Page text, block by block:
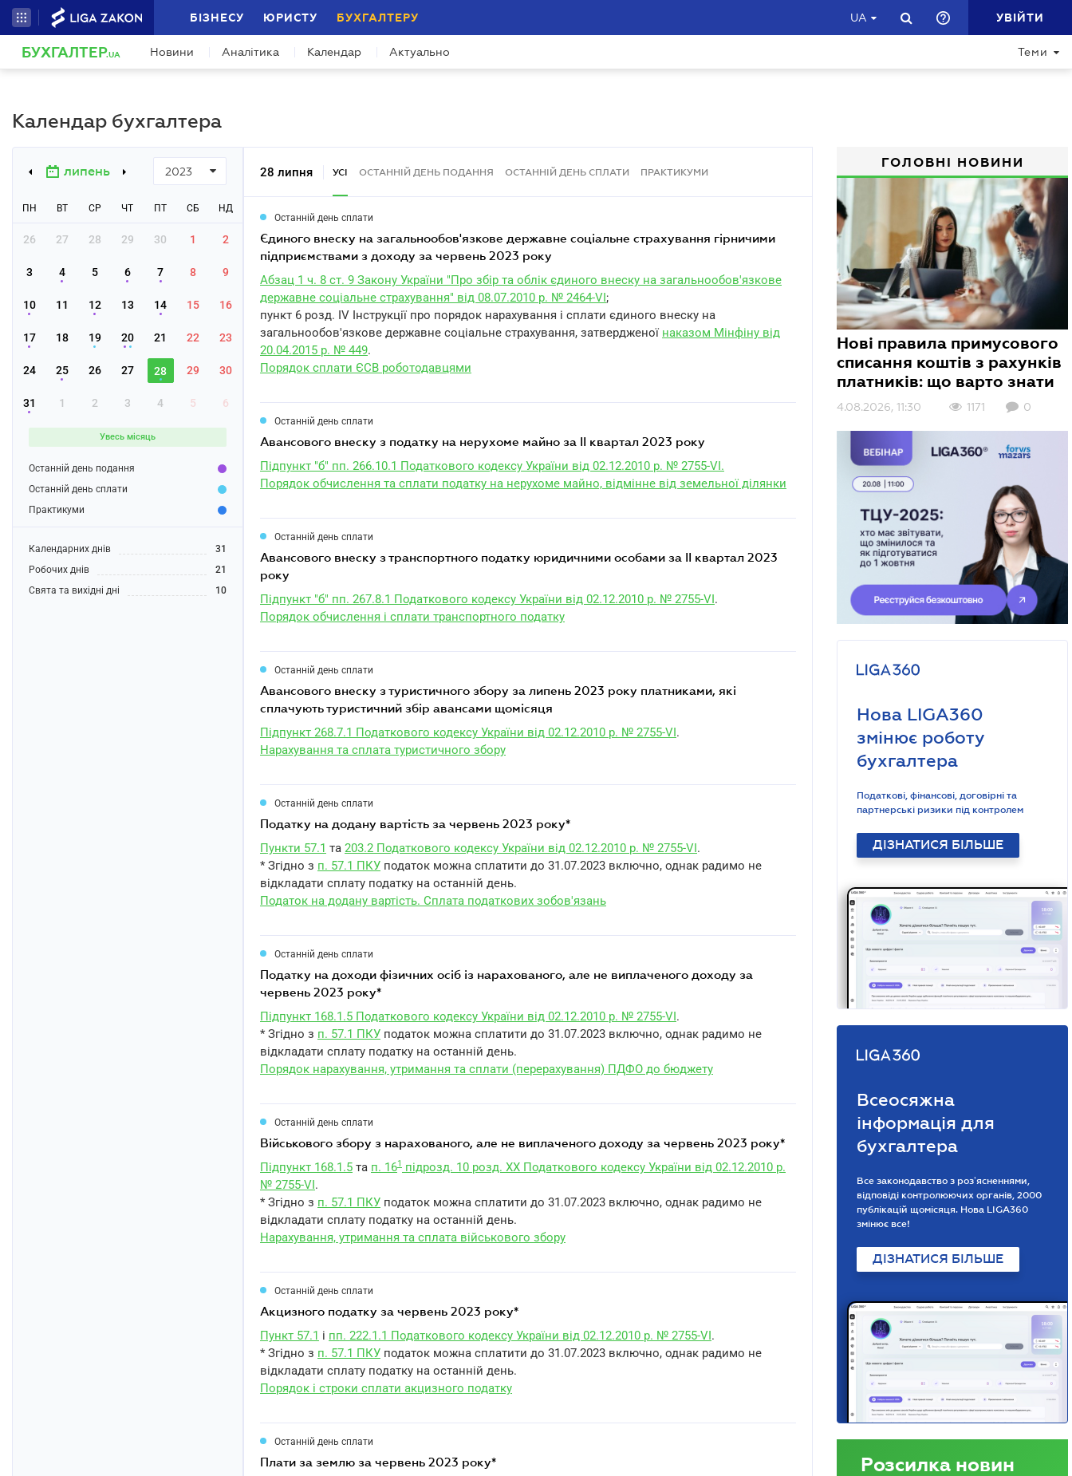
БІЗНЕСУ ЮРИСТУ БУХГАЛТЕРУ UA УВІЙТИ
БУХГАЛТЕР.UA Новини Аналітика Календар Актуально Теми
Календар бухгалтера
липень 2023
ПН ВТ СР ЧТ ПТ СБ НД
26 27 28 29 30 1 2
3 4 5 6 7 8 9
10 11 12 13 14 15 16
17 18 19 20 21 22 23
24 25 26 27 28 29 30
31 1 2 3 4 5 6
Увесь місяць
Останній день подання
Останній день сплати
Практикуми
Календарних днів
31
Робочих днів
21
Свята та вихідні дні
10
28 липня УСІ ОСТАННІЙ ДЕНЬ ПОДАННЯ ОСТАННІЙ ДЕНЬ СПЛАТИ ПРАКТИКУМИ
Останній день сплати
єдиного внеску на загальнообов'язкове державне соціальне страхування гірничими
підприємствами з доходу за червень 2023 року
Абзац 1 ч. 8 ст. 9 Закону України "Про збір та облік єдиного внеску на загальнообов'язкове
державне соціальне страхування" від 08.07.2010 р. № 2464-VI;
пункт 6 розд. IV Інструкції про порядок нарахування і сплати єдиного внеску на
загальнообов'язкове державне соціальне страхування, затвердженої наказом Мінфіну від
20.04.2015 р. № 449.
Порядок сплати ЄСВ роботодавцями
Останній день сплати
авансового внеску з податку на нерухоме майно за II квартал 2023 року
Підпункт "б" пп. 266.10.1 Податкового кодексу України від 02.12.2010 р. № 2755-VI.
Порядок обчислення та сплати податку на нерухоме майно, відмінне від земельної ділянки
Останній день сплати
авансового внеску з транспортного податку юридичними особами за II квартал 2023
року
Підпункт "б" пп. 267.8.1 Податкового кодексу України від 02.12.2010 р. № 2755-VI.
Порядок обчислення і сплати транспортного податку
Останній день сплати
авансового внеску з туристичного збору за липень 2023 року платниками, які
сплачують туристичний збір авансами щомісяця
Підпункт 268.7.1 Податкового кодексу України від 02.12.2010 р. № 2755-VI.
Нарахування та сплата туристичного збору
Останній день сплати
податку на додану вартість за червень 2023 року*
Пункти 57.1 та 203.2 Податкового кодексу України від 02.12.2010 р. № 2755-VI.
* Згідно з п. 57.1 ПКУ податок можна сплатити до 31.07.2023 включно, однак радимо не
відкладати сплату податку на останній день.
Податок на додану вартість. Сплата податкових зобов'язань
Останній день сплати
податку на доходи фізичних осіб із нарахованого, але не виплаченого доходу за
червень 2023 року*
Підпункт 168.1.5 Податкового кодексу України від 02.12.2010 р. № 2755-VI.
* Згідно з п. 57.1 ПКУ податок можна сплатити до 31.07.2023 включно, однак радимо не
відкладати сплату податку на останній день.
Порядок нарахування, утримання та сплати (перерахування) ПДФО до бюджету
Останній день сплати
військового збору з нарахованого, але не виплаченого доходу за червень 2023 року*
Підпункт 168.1.5 та п. 161
підрозд. 10 розд. XX Податкового кодексу України від 02.12.2010 р.
№ 2755-VI.
* Згідно з п. 57.1 ПКУ податок можна сплатити до 31.07.2023 включно, однак радимо не
відкладати сплату податку на останній день.
Нарахування, утримання та сплата військового збору
Останній день сплати
акцизного податку за червень 2023 року*
Пункт 57.1 і пп. 222.1.1 Податкового кодексу України від 02.12.2010 р. № 2755-VI.
* Згідно з п. 57.1 ПКУ податок можна сплатити до 31.07.2023 включно, однак радимо не
відкладати сплату податку на останній день.
Порядок і строки сплати акцизного податку
Останній день сплати
плати за землю за червень 2023 року*
ГОЛОВНІ НОВИНИ
Нові правила примусового
списання коштів з рахунків
платників: що варто знати
4.08.2026, 11:30 1171 0
Нова LIGA360
змінює роботу
бухгалтера
Податкові, фінансові, договірні та
партнерські ризики під контролем
ДІЗНАТИСЯ БІЛЬШЕ
Всеосяжна
інформація для
бухгалтера
Все законодавство з розʼясненнями,
відповіді контролюючих органів, 2000
публікацій щомісяця. Нова LIGA360
змінює все!
ДІЗНАТИСЯ БІЛЬШЕ
Розсилка новин